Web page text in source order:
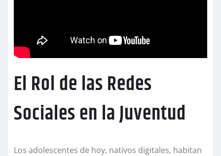
El Rol de las Redes
Sociales en la Juventud
Los adolescentes de hoy, nativos digitales, habitan